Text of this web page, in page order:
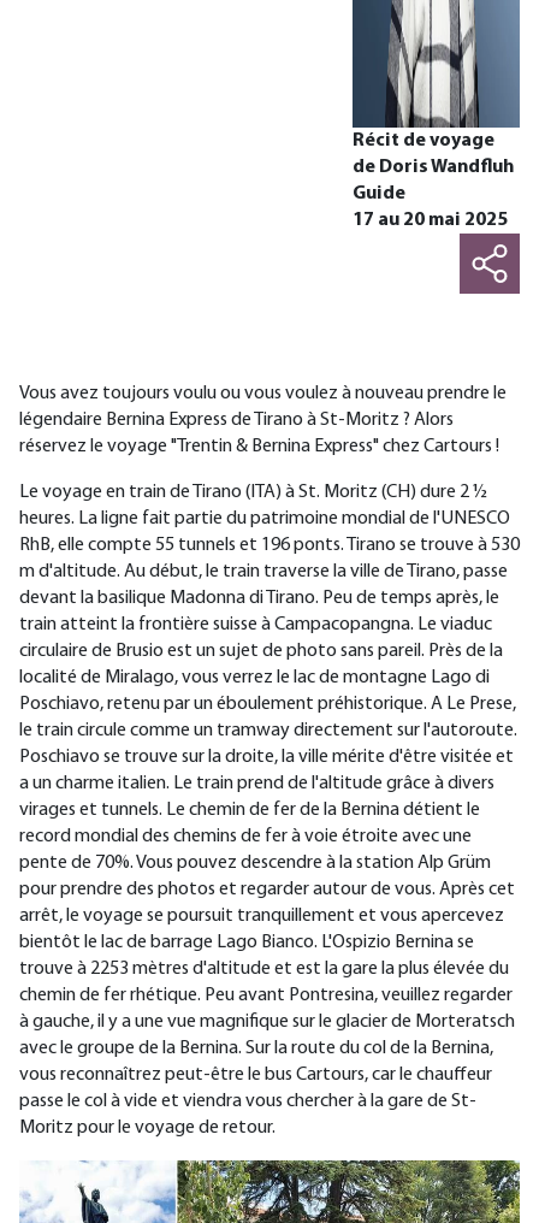
Récit de voyage
de Doris Wandfluh
Guide
17 au 20 mai 2025
Vous avez toujours voulu ou vous voulez à nouveau prendre le
légendaire Bernina Express de Tirano à St-Moritz ? Alors
réservez le voyage "Trentin & Bernina Express" chez Cartours !
Le voyage en train de Tirano (ITA) à St. Moritz (CH) dure 2 ½
heures. La ligne fait partie du patrimoine mondial de l'UNESCO
RhB, elle compte 55 tunnels et 196 ponts. Tirano se trouve à 530
m d'altitude. Au début, le train traverse la ville de Tirano, passe
devant la basilique Madonna di Tirano. Peu de temps après, le
train atteint la frontière suisse à Campacopangna. Le viaduc
circulaire de Brusio est un sujet de photo sans pareil. Près de la
localité de Miralago, vous verrez le lac de montagne Lago di
Poschiavo, retenu par un éboulement préhistorique. A Le Prese,
le train circule comme un tramway directement sur l'autoroute.
Poschiavo se trouve sur la droite, la ville mérite d'être visitée et
a un charme italien. Le train prend de l'altitude grâce à divers
virages et tunnels. Le chemin de fer de la Bernina détient le
record mondial des chemins de fer à voie étroite avec une
pente de 70%. Vous pouvez descendre à la station Alp Grüm
pour prendre des photos et regarder autour de vous. Après cet
arrêt, le voyage se poursuit tranquillement et vous apercevez
bientôt le lac de barrage Lago Bianco. L'Ospizio Bernina se
trouve à 2253 mètres d'altitude et est la gare la plus élevée du
chemin de fer rhétique. Peu avant Pontresina, veuillez regarder
à gauche, il y a une vue magnifique sur le glacier de Morteratsch
avec le groupe de la Bernina. Sur la route du col de la Bernina,
vous reconnaîtrez peut-être le bus Cartours, car le chauffeur
passe le col à vide et viendra vous chercher à la gare de St-
Moritz pour le voyage de retour.